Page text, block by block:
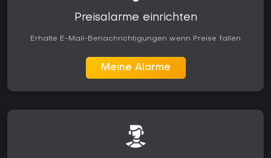
Preisalarme einrichten
Erhalte E-Mail-Benachrichtigungen wenn Preise fallen
Meine Alarme